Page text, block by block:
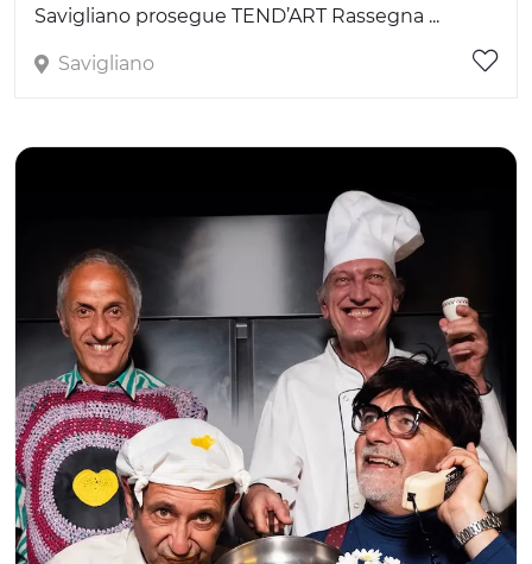
Savigliano prosegue TEND’ART Rassegna ...
Savigliano